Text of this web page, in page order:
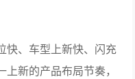
快、车型上新快、闪充
新的产品布局节奏，